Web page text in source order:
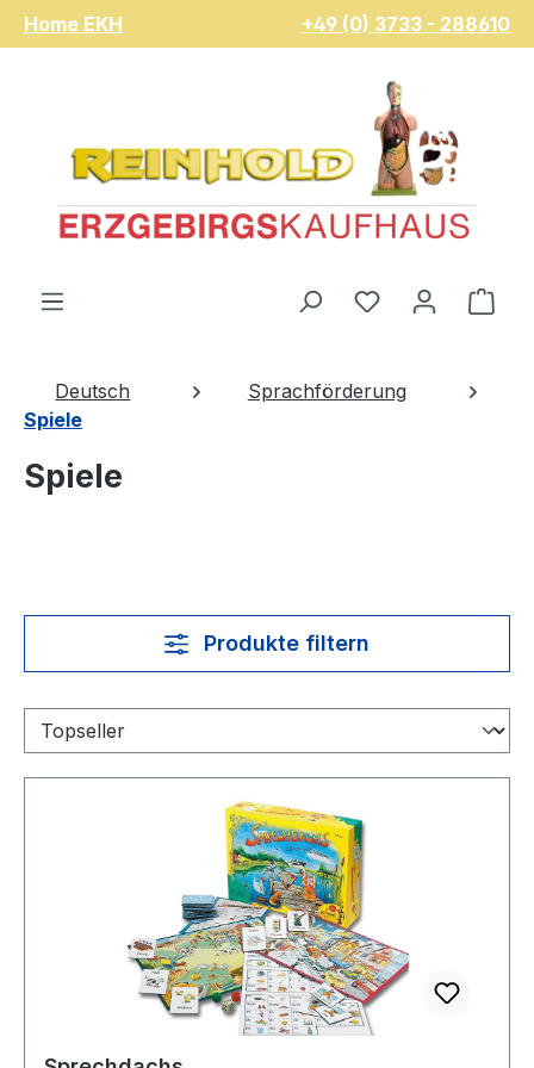
Zum Hauptinhalt springen
Home EKH +49 (0) 3733 - 288610
Du hast 0
Deutsch
Sprachförderung
Spiele
Spiele
Produkte filtern